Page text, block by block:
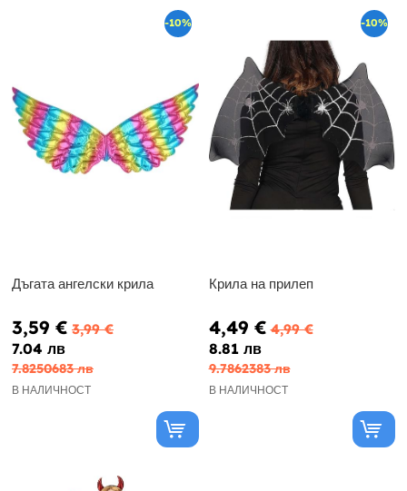
-10%
Дъгата ангелски крила
3,59 € 3,99 €
7.04 лв
7.8250683 лв
В НАЛИЧНОСТ
-10%
Крила на прилеп
4,49 € 4,99 €
8.81 лв
9.7862383 лв
В НАЛИЧНОСТ